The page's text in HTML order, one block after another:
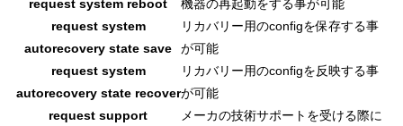
request system reboot
機器の再起動をする事が可能
request system
autorecovery state save
リカバリー用のconfigを保存する事
が可能
request system
autorecovery state recover
リカバリー用のconfigを反映する事
が可能
request support
メーカの技術サポートを受ける際に